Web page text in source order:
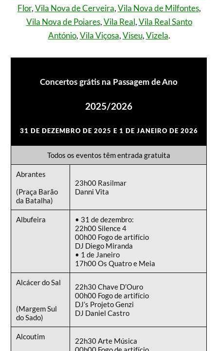
Flor,Vila Nova de Cerveira,Vila Nova de Milfontes,
Vila Nova de Poiares,Vila Real,Vila Real Santo
António,Vila Viçosa,Viseu,Vizela.
Concertos grátis na Passagem de Ano
2025/2026
31 DE DEZEMBRO DE 2025 E 1 DE JANEIRO DE 2026
Todos os eventos têm entrada gratuita
Abrantes
(Praça Barão
da Batalha)
23h00 Rasilmar
Danni Vita
Albufeira
• 31 de dezembro:
22h00 Silence 4
00h00 Fogo de artifício
DJ Diego Miranda
• 1 de Janeiro
17h00 Os Quatro e Meia
Alcácer do Sal
(Margem Sul
do Sado)
22h30 Chave D’Ouro
00h00 Fogo de artifício
DJ’s Projeto Genzi
DJ Daniel Castro
Alcoutim
22h30 Arte Música